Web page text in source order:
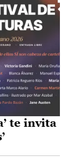
te invita